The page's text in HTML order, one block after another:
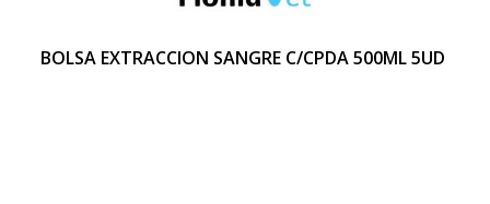
BOLSA EXTRACCION SANGRE C/CPDA 500ML 5UD